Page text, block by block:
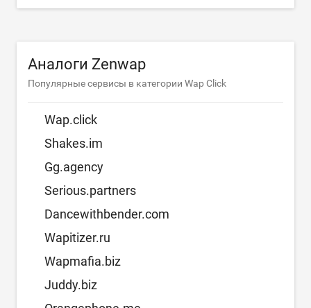
Аналоги Zenwap
Популярные сервисы в категории Wap Click
Wap.click
Shakes.im
Gg.agency
Serious.partners
Dancewithbender.com
Wapitizer.ru
Wapmafia.biz
Juddy.biz